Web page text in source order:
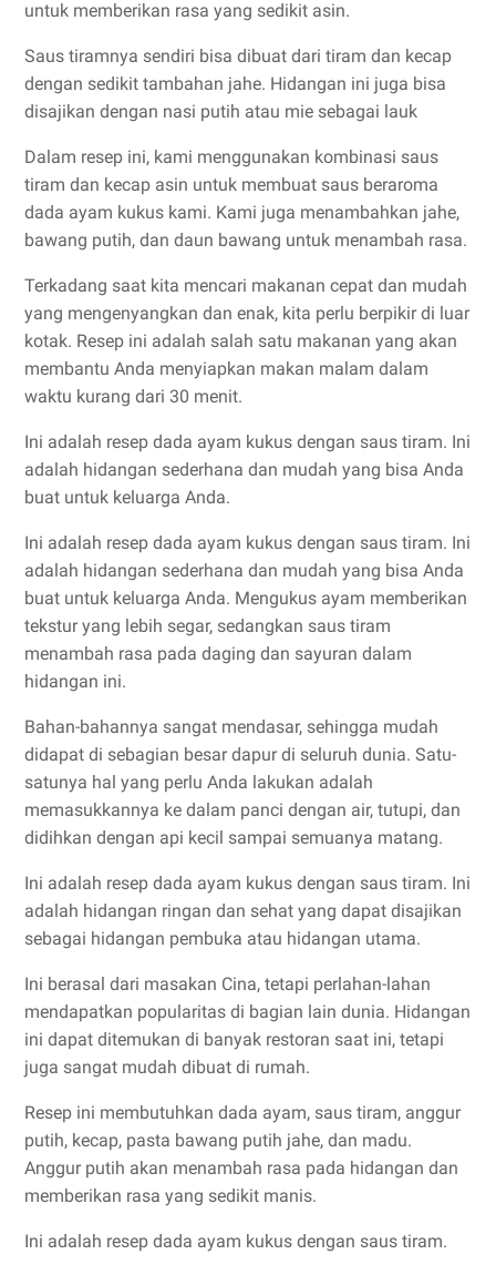
untuk memberikan rasa yang sedikit asin.
Saus tiramnya sendiri bisa dibuat dari tiram dan kecap
dengan sedikit tambahan jahe. Hidangan ini juga bisa
disajikan dengan nasi putih atau mie sebagai lauk
Dalam resep ini, kami menggunakan kombinasi saus
tiram dan kecap asin untuk membuat saus beraroma
dada ayam kukus kami. Kami juga menambahkan jahe,
bawang putih, dan daun bawang untuk menambah rasa.
Terkadang saat kita mencari makanan cepat dan mudah
yang mengenyangkan dan enak, kita perlu berpikir di luar
kotak. Resep ini adalah salah satu makanan yang akan
membantu Anda menyiapkan makan malam dalam
waktu kurang dari 30 menit.
Ini adalah resep dada ayam kukus dengan saus tiram. Ini
adalah hidangan sederhana dan mudah yang bisa Anda
buat untuk keluarga Anda.
Ini adalah resep dada ayam kukus dengan saus tiram. Ini
adalah hidangan sederhana dan mudah yang bisa Anda
buat untuk keluarga Anda. Mengukus ayam memberikan
tekstur yang lebih segar, sedangkan saus tiram
menambah rasa pada daging dan sayuran dalam
hidangan ini.
Bahan-bahannya sangat mendasar, sehingga mudah
didapat di sebagian besar dapur di seluruh dunia. Satu-
satunya hal yang perlu Anda lakukan adalah
memasukkannya ke dalam panci dengan air, tutupi, dan
didihkan dengan api kecil sampai semuanya matang.
Ini adalah resep dada ayam kukus dengan saus tiram. Ini
adalah hidangan ringan dan sehat yang dapat disajikan
sebagai hidangan pembuka atau hidangan utama.
Ini berasal dari masakan Cina, tetapi perlahan-lahan
mendapatkan popularitas di bagian lain dunia. Hidangan
ini dapat ditemukan di banyak restoran saat ini, tetapi
juga sangat mudah dibuat di rumah.
Resep ini membutuhkan dada ayam, saus tiram, anggur
putih, kecap, pasta bawang putih jahe, dan madu.
Anggur putih akan menambah rasa pada hidangan dan
memberikan rasa yang sedikit manis.
Ini adalah resep dada ayam kukus dengan saus tiram.